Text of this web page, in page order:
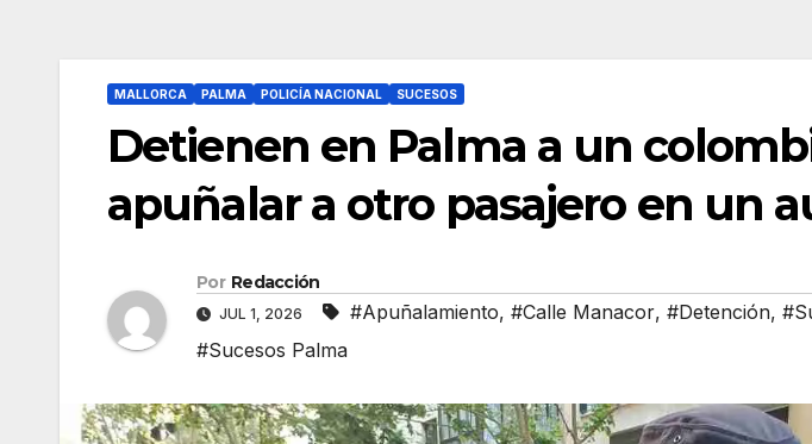
MALLORCA PALMA POLICÍA NACIONAL SUCESOS
Detienen en Palma a un
apuñalar a otro pasajero en un
Por Redacción
JUL 1, 2026 #Apuñalamiento, #Calle Manacor, #Detención,
#Sucesos Palma